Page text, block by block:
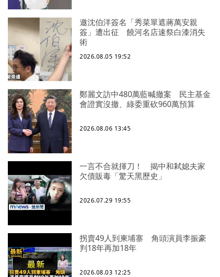
邀沈伯洋簽名「秀菜單遮蔣萬安親
簽」遭出征 饒河名店速祭白漆消失
術
2026.08.05 19:52
鄭麗文訪中480萬藍喊撤案 民主基金
會證實沒撤、綠委重砍960萬預算
2026.08.06 13:45
一言不合就揮刀！ 揭中和弒媳夫家
欠債販毒「驚天黑歷史」
2026.07.29 19:55
拐賣49人到柬埔寨 角頭演員李振豪
判18年再加18年
2026.08.03 12:25